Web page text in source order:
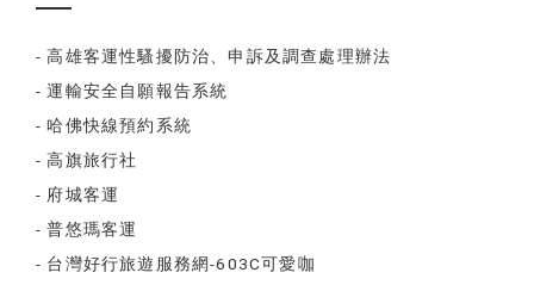
- 高雄客運性騷擾防治、申訴及調查處理辦法
- 運輸安全自願報告系統
- 哈佛快線預約系統
- 高旗旅行社
- 府城客運
- 普悠瑪客運
- 台灣好行旅遊服務網-603C可愛咖